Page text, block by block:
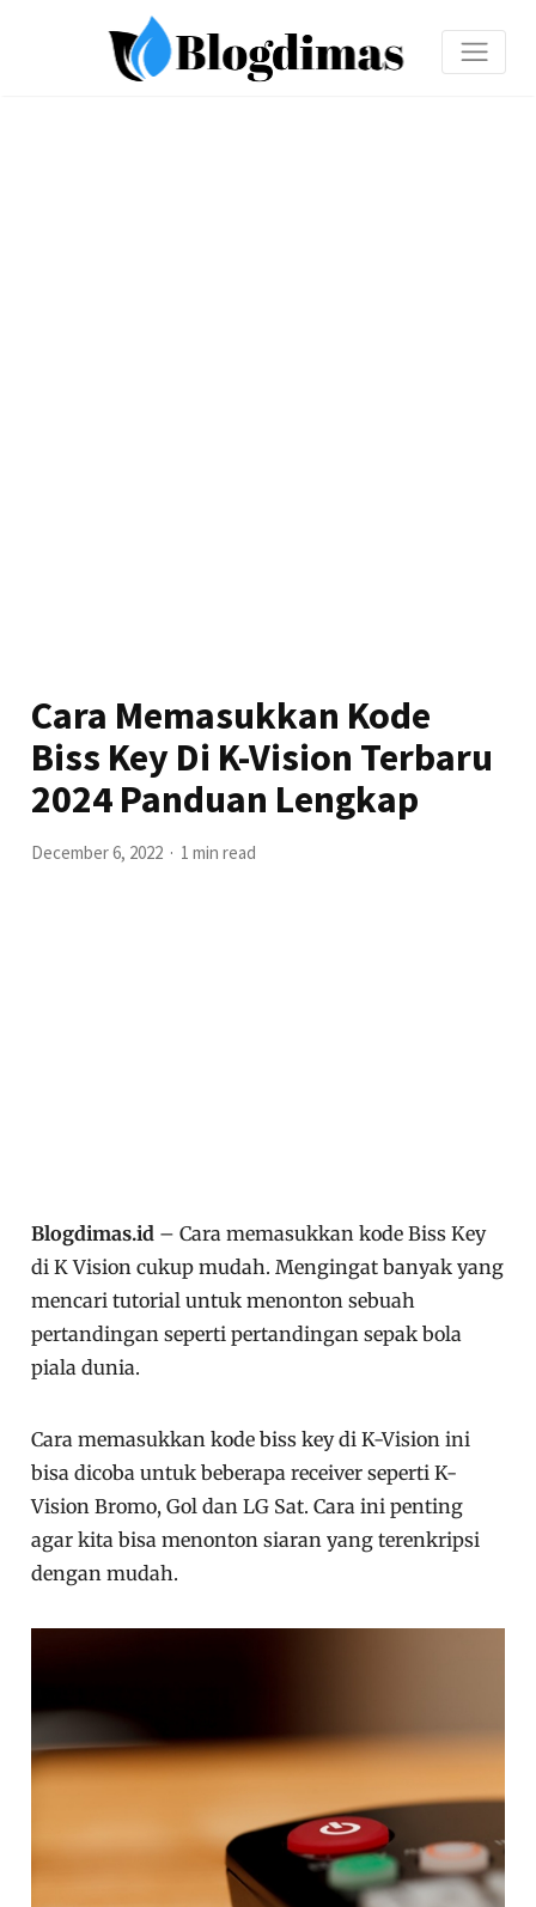
Cara Memasukkan Kode
Biss Key Di K-Vision Terbaru
2024 Panduan Lengkap
December 6, 2022 1 min read
Blogdimas.id – Cara memasukkan kode Biss Key
di K Vision cukup mudah. Mengingat banyak yang
mencari tutorial untuk menonton sebuah
pertandingan seperti pertandingan sepak bola
piala dunia.
Cara memasukkan kode biss key di K-Vision ini
bisa dicoba untuk beberapa receiver seperti K-
Vision Bromo, Gol dan LG Sat. Cara ini penting
agar kita bisa menonton siaran yang terenkripsi
dengan mudah.